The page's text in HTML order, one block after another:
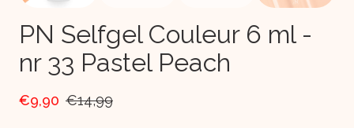
PN Selfgel Couleur 6 ml -
nr 33 Pastel Peach
€9,90 €14,99